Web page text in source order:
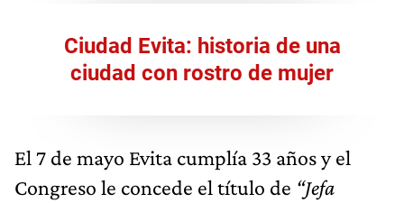
Ciudad Evita: historia de una
ciudad con rostro de mujer
El 7 de mayo Evita cumplía 33 años y el
Congreso le concede el título de “Jefa